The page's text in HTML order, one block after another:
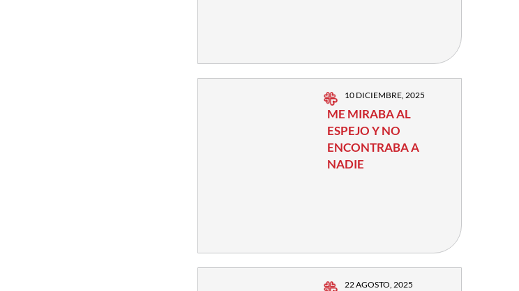
10 DICIEMBRE, 2025
ME MIRABA AL
ESPEJO Y NO
ENCONTRABA A
NADIE
22 AGOSTO, 2025